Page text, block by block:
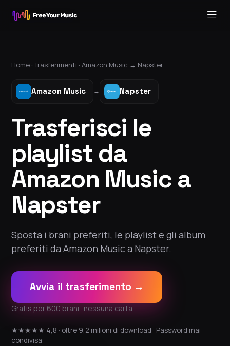
Home ·Trasferimenti · Amazon Music → Napster
Amazon Music → Napster
Trasferisci le
playlist da
Amazon Music a
Napster
Sposta i brani preferiti, le playlist e gli album
preferiti da Amazon Music a Napster.
Avvia il trasferimento →
Gratis per 600 brani · nessuna carta
★★★★★ 4,8 · oltre 9,2 milioni di download · Password mai
condivisa